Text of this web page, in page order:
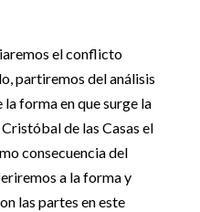
el conflicto
partiremos del análisis
forma en que surge la
de las Casas el
consecuencia del
a la forma y
las partes en este